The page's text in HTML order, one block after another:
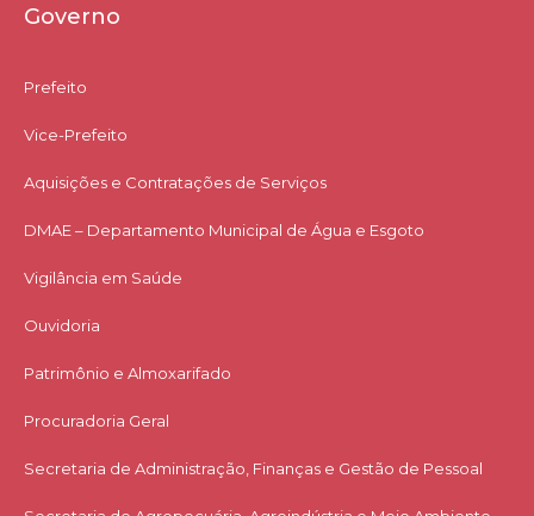
Governo
Prefeito
Vice-Prefeito
Aquisições e Contratações de Serviços​
DMAE – Departamento Municipal de Água e Esgoto
Vigilância em Saúde
Ouvidoria
Patrimônio e Almoxarifado
Procuradoria Geral
Secretaria de Administração, Finanças e Gestão de Pessoal